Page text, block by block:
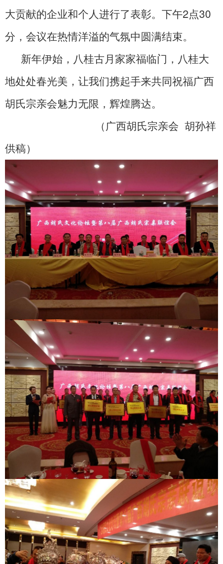
大贡献的企业和个人进行了表彰。下午2点30
分，会议在热情洋溢的气氛中圆满结束。
新年伊始，八桂古月家家福临门，八桂大
地处处春光美，让我们携起手来共同祝福广西
胡氏宗亲会魅力无限，辉煌腾达。
（广西胡氏宗亲会 胡孙祥
供稿）